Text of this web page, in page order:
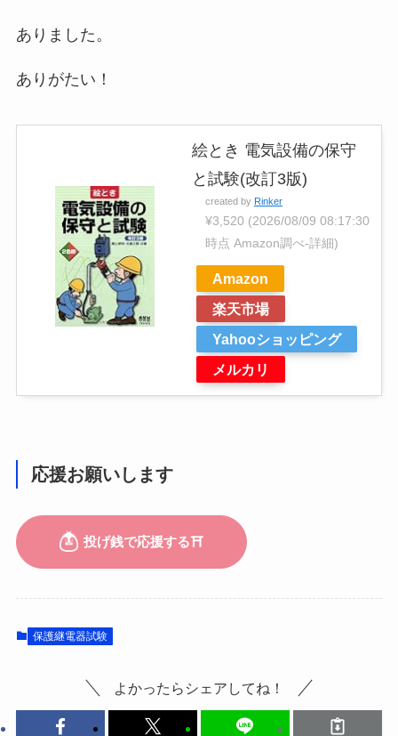
ありました。
ありがたい！
絵とき 電気設備の保守
と試験(改訂3版)
created by Rinker
¥3,520 (2026/08/09 08:17:30
時点 Amazon調べ-詳細)
Amazon
楽天市場
Yahooショッピング
メルカリ
応援お願いします
保護継電器試験
よかったらシェアしてね！